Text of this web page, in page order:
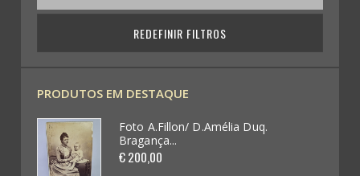
Publicidade em Chapas / Cartazes (0)
Futebol / Desportos diversos (33)
REDEFINIR FILTROS
PRODUTOS EM DESTAQUE
Foto A.Fillon/ D.Amélia Duq.
Bragança...
€ 200,00